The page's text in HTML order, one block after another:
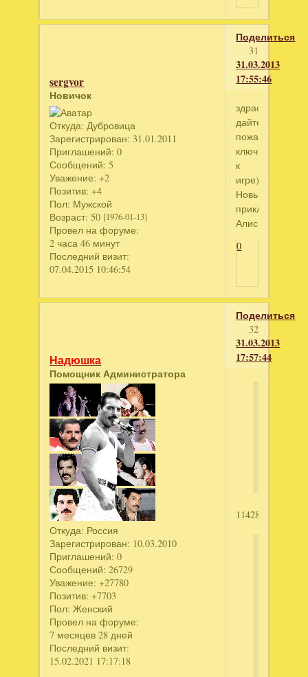
Поделиться
31
31.03.2013
17:55:46
sergvor
Новичок
Откуда: Дубровица
Зарегистрирован: 31.01.2011
Приглашений: 0
Сообщений: 5
Уважение: +2
Позитив: +4
Пол: Мужской
Возраст: 50 [1976-01-13]
Провел на форуме:
2 часа 46 минут
Последний визит:
07.04.2015 10:46:54
здраствуйте,
дайте
пожалуйста
ключики
к
игре))))
Новые
приключения
Алисы
0
Поделиться
32
31.03.2013
17:57:44
Надюшка
Помощник Администратора
Откуда: Россия
Зарегистрирован: 10.03.2010
Приглашений: 0
Сообщений: 26729
Уважение: +27780
Позитив: +7703
Пол: Женский
Провел на форуме:
7 месяцев 28 дней
Последний визит:
15.02.2021 17:17:18
1142814022